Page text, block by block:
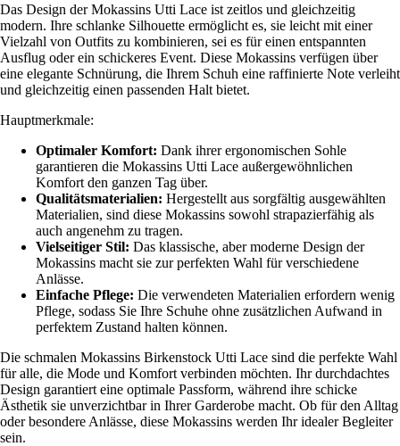
Das Design der Mokassins Utti Lace ist zeitlos und gleichzeitig
modern. Ihre schlanke Silhouette ermöglicht es, sie leicht mit einer
Vielzahl von Outfits zu kombinieren, sei es für einen entspannten
Ausflug oder ein schickeres Event. Diese Mokassins verfügen über
eine elegante Schnürung, die Ihrem Schuh eine raffinierte Note verleiht
und gleichzeitig einen passenden Halt bietet.
Hauptmerkmale:
Optimaler Komfort: Dank ihrer ergonomischen Sohle
garantieren die Mokassins Utti Lace außergewöhnlichen
Komfort den ganzen Tag über.
Qualitätsmaterialien: Hergestellt aus sorgfältig ausgewählten
Materialien, sind diese Mokassins sowohl strapazierfähig als
auch angenehm zu tragen.
Vielseitiger Stil: Das klassische, aber moderne Design der
Mokassins macht sie zur perfekten Wahl für verschiedene
Anlässe.
Einfache Pflege: Die verwendeten Materialien erfordern wenig
Pflege, sodass Sie Ihre Schuhe ohne zusätzlichen Aufwand in
perfektem Zustand halten können.
Die schmalen Mokassins Birkenstock Utti Lace sind die perfekte Wahl
für alle, die Mode und Komfort verbinden möchten. Ihr durchdachtes
Design garantiert eine optimale Passform, während ihre schicke
Ästhetik sie unverzichtbar in Ihrer Garderobe macht. Ob für den Alltag
oder besondere Anlässe, diese Mokassins werden Ihr idealer Begleiter
sein.